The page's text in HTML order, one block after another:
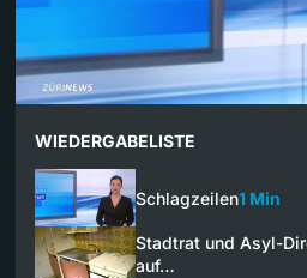
WIEDERGABELISTE
Schlagzeilen1 Min
Stadtrat und Asyl-
auf…